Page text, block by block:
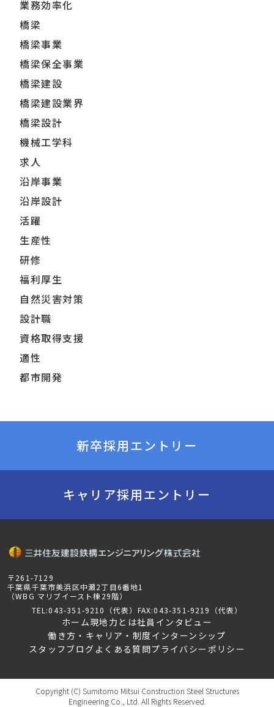
業務効率化
橋梁
橋梁事業
橋梁保全事業
橋梁建設
橋梁建設業界
橋梁設計
機械工学科
求人
沿岸事業
沿岸設計
活躍
生産性
研修
福利厚生
自然災害対策
設計職
資格取得支援
適性
都市開発
新卒採用エントリー
キャリア採用エントリー
〒261-7129
千葉県千葉市美浜区中瀬2丁目6番地1
（WBG マリブイースト棟29階）
TEL:043-351-9210（代表） FAX:043-351-9219（代表）
ホーム現地力とは社員インタビュー
働き方・キャリア・制度インターンシップ
スタッフブログ よくある質問プライバシーポリシー
Copyright (C) Sumitomo Mitsui Construction Steel Structures
Engineering Co., Ltd. All Rights Reserved.